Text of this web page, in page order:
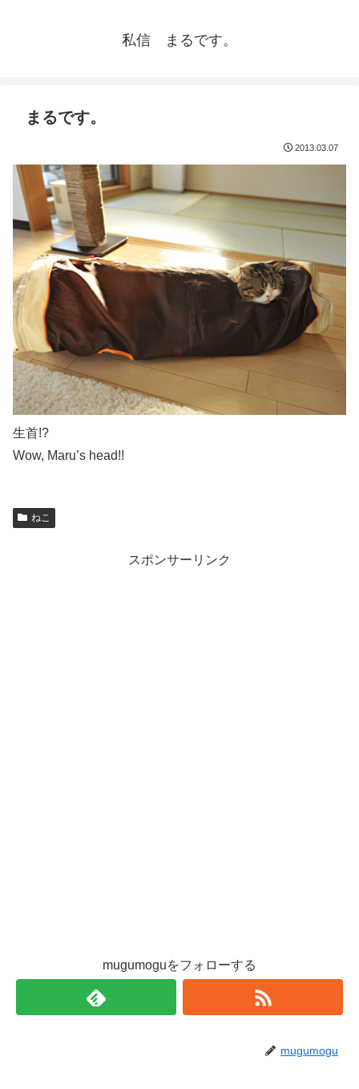
私信 まるです。
まるです。
2013.03.07
生首!?
Wow, Maru’s head!!
ねこ
スポンサーリンク
mugumoguをフォローする
mugumogu